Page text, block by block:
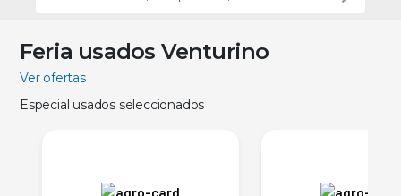
Feria usados Venturino
Ver ofertas
Especial usados seleccionados